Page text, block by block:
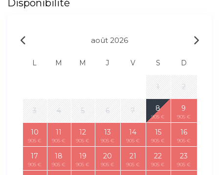
Disponibilité
août 2026
L M M J V S D
1 2
3 4 5 6 7 8
905 €
9
905 €
10
905 €
11
905 €
12
905 €
13
905 €
14
905 €
15
905 €
16
905 €
17
905 €
18
905 €
19
905 €
20
905 €
21
905 €
22
905 €
23
905 €